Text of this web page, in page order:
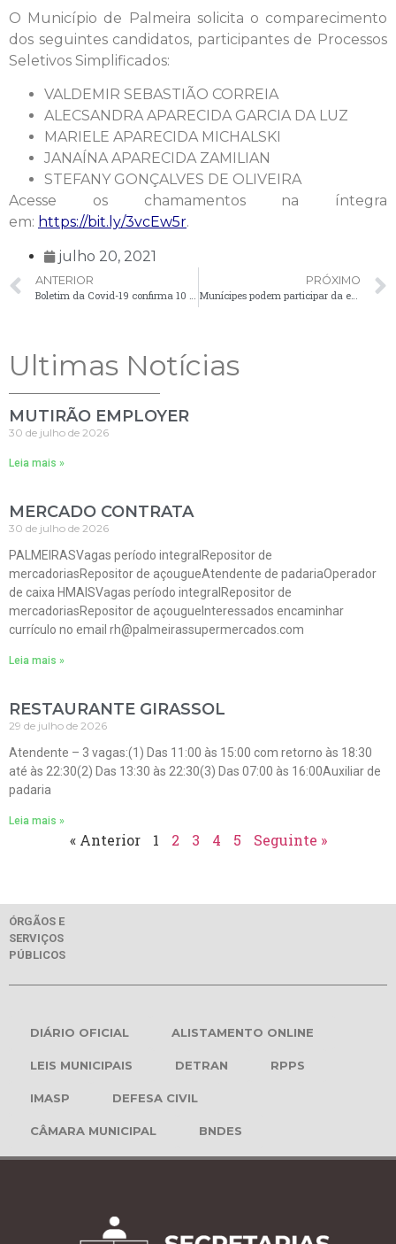
O Município de Palmeira solicita o comparecimento
dos seguintes candidatos, participantes de Processos
Seletivos Simplificados:
VALDEMIR SEBASTIÃO CORREIA
ALECSANDRA APARECIDA GARCIA DA LUZ
MARIELE APARECIDA MICHALSKI
JANAÍNA APARECIDA ZAMILIAN
STEFANY GONÇALVES DE OLIVEIRA
Acesse os chamamentos na íntegra
em: https://bit.ly/3vcEw5r.
julho 20, 2021
ANTERIOR
PRÓXIMO
Munícipes podem participar da enquete da LOA para definir prioridades orçamentárias de 2022
Ultimas Notícias
MUTIRÃO EMPLOYER
30 de julho de 2026
Leia mais »
MERCADO CONTRATA
30 de julho de 2026
PALMEIRASVagas período integralRepositor de
mercadoriasRepositor de açougueAtendente de padariaOperador
de caixa HMAISVagas período integralRepositor de
mercadoriasRepositor de açougueInteressados encaminhar
currículo no email rh@palmeirassupermercados.com
Leia mais »
RESTAURANTE GIRASSOL
29 de julho de 2026
Atendente – 3 vagas:(1) Das 11:00 às 15:00 com retorno às 18:30
até às 22:30(2) Das 13:30 às 22:30(3) Das 07:00 às 16:00Auxiliar de
padaria
Leia mais »
« Anterior 1 2 3 4 5 Seguinte »
ÓRGÃOS E
SERVIÇOS
PÚBLICOS
DIÁRIO OFICIAL ALISTAMENTO ONLINE
LEIS MUNICIPAIS DETRAN RPPS
IMASP DEFESA CIVIL
CÂMARA MUNICIPAL BNDES